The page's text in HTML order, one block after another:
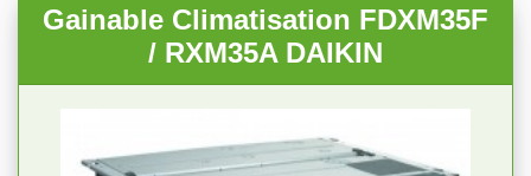
Gainable Climatisation FDXM35F
/ RXM35A DAIKIN